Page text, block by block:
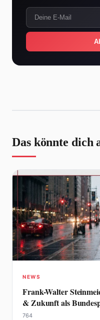
Das könnte dich
NEWS
Frank-Walter
& Zukunft als
764